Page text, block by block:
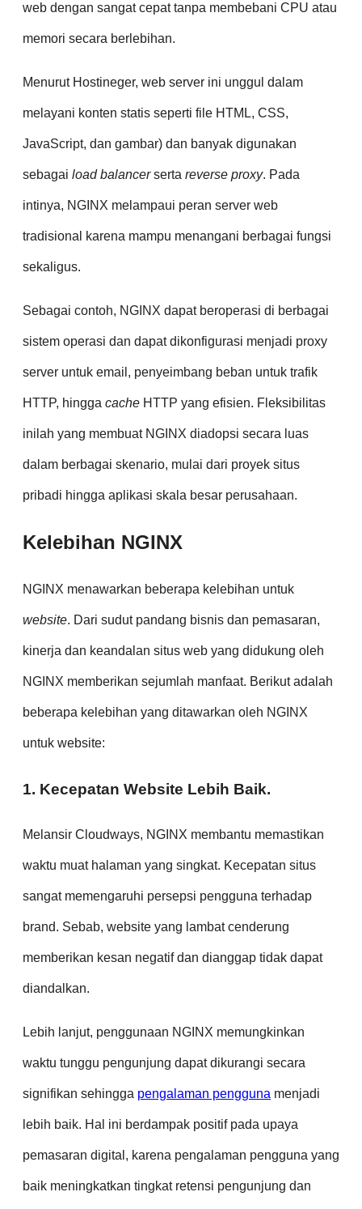
web dengan sangat cepat tanpa membebani CPU atau
memori secara berlebihan.
Menurut Hostineger, web server ini unggul dalam
melayani konten statis seperti file HTML, CSS,
JavaScript, dan gambar) dan banyak digunakan
sebagai load balancerserta reverse proxy. Pada
intinya, NGINX melampaui peran server web
tradisional karena mampu menangani berbagai fungsi
sekaligus.
Sebagai contoh, NGINX dapat beroperasi di berbagai
sistem operasi dan dapat dikonfigurasi menjadi proxy
server untuk email, penyeimbang beban untuk trafik
HTTP, hingga cache HTTP yang efisien. Fleksibilitas
inilah yang membuat NGINX diadopsi secara luas
dalam berbagai skenario, mulai dari proyek situs
pribadi hingga aplikasi skala besar perusahaan.
Kelebihan NGINX
NGINX menawarkan beberapa kelebihan untuk
website. Dari sudut pandang bisnis dan pemasaran,
kinerja dan keandalan situs web yang didukung oleh
NGINX memberikan sejumlah manfaat. Berikut adalah
beberapa kelebihan yang ditawarkan oleh NGINX
untuk website:
1. Kecepatan Website Lebih Baik.
Melansir Cloudways, NGINX membantu memastikan
waktu muat halaman yang singkat. Kecepatan situs
sangat memengaruhi persepsi pengguna terhadap
brand. Sebab, website yang lambat cenderung
memberikan kesan negatif dan dianggap tidak dapat
diandalkan.
Lebih lanjut, penggunaan NGINX memungkinkan
waktu tunggu pengunjung dapat dikurangi secara
signifikan sehingga pengalaman pengguna menjadi
lebih baik. Hal ini berdampak positif pada upaya
pemasaran digital, karena pengalaman pengguna yang
baik meningkatkan tingkat retensi pengunjung dan